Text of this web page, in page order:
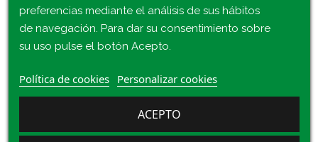
comerciales y señalización exterior .
Consulta 16 Productos De La Misma
preferencias mediante el análisis de sus hábitos
de navegación. Para dar su consentimiento sobre
su uso pulse el botón Acepto.
Política de cookies Personalizar cookies
ACEPTO